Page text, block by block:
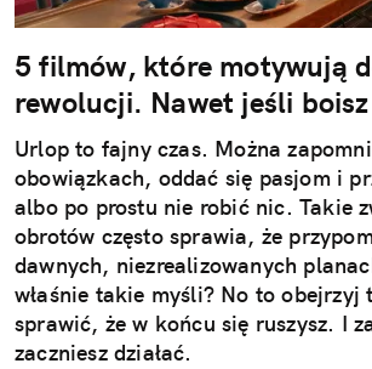
5 filmów, które motywują
rewolucji. Nawet jeśli
Urlop to fajny czas. Można
obowiązkach, oddać się pasjom i
albo po prostu nie robić nic. Takie
obrotów często sprawia, że
dawnych, niezrealizowanych
właśnie takie myśli? No to obejrzyj
sprawić, że w końcu się ruszysz. I
zaczniesz działać.